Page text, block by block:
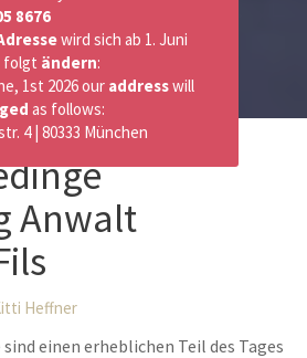
Anwalt
Heffner
einen erheblichen Teil des Tages
8676
wird sich ab 1. Juni
folgt ändern:
1st 2026 our addresswill
as follows:
4 | 80333 München